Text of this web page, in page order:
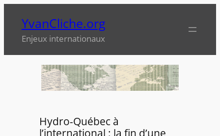
contenu
YvanCliche.org
Enjeux internationaux
Hydro-Québec à
l’international : la fin d’une